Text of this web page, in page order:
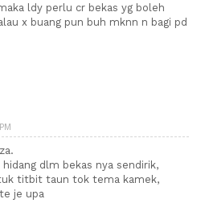
ldy perlu cr bekas yg boleh
x buang pun buh mknn n bagi pd
dlm bekas nya sendirik,
titbit taun tok tema kamek,
je upa